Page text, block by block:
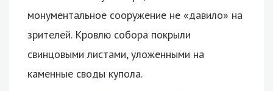
монументальное сооружение не «давило» на
зрителей. Кровлю собора покрыли
свинцовыми листами, уложенными на
каменные своды купола.